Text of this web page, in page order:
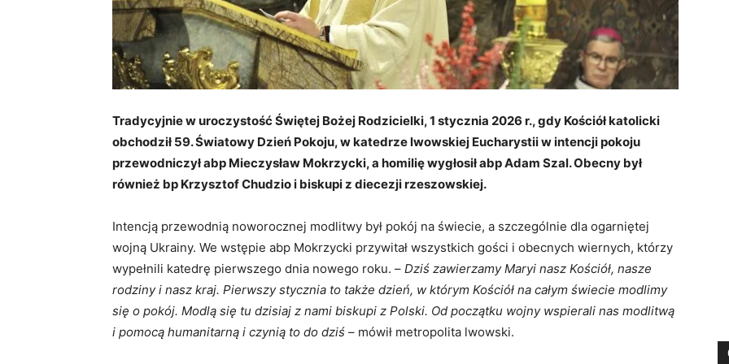
Tradycyjnie w uroczystość Świętej Bożej Rodzicielki, 1 stycznia 2026 r., gdy Kościół katolicki
obchodził 59. Światowy Dzień Pokoju, w katedrze lwowskiej Eucharystii w intencji pokoju
przewodniczył abp Mieczysław Mokrzycki, a homilię wygłosił abp Adam Szal. Obecny był
również bp Krzysztof Chudzio i biskupi z diecezji rzeszowskiej.
Intencją przewodnią noworocznej modlitwy był pokój na świecie, a szczególnie dla ogarniętej
wojną Ukrainy. We wstępie abp Mokrzycki przywitał wszystkich gości i obecnych wiernych, którzy
wypełnili katedrę pierwszego dnia nowego roku. – Dziś zawierzamy Maryi nasz Kościół, nasze
rodziny i nasz kraj. Pierwszy stycznia to także dzień, w którym Kościół na całym świecie modlimy
się o pokój. Modlą się tu dzisiaj z nami biskupi z Polski. Od początku wojny wspierali nas modlitwą
i pomocą humanitarną i czynią to do dziś – mówił metropolita lwowski.